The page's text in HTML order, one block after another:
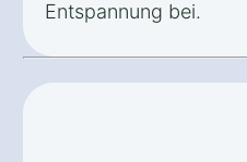
Entspannung bei.